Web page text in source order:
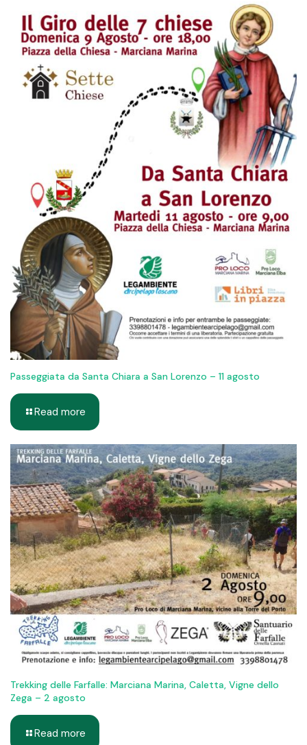
Passeggiata da Santa Chiara a San Lorenzo – 11 agosto
Read more
Trekking delle Farfalle: Marciana Marina, Caletta, Vigne dello
Zega – 2 agosto
Read more